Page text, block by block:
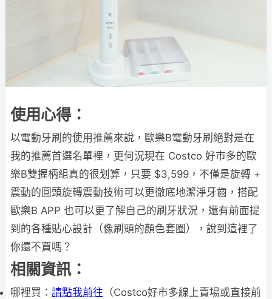
使用心得：
以電動牙刷的使用推薦來說，歐樂B電動牙刷絕對是在
我的推薦首選名單裡，更何況現在 Costco 好市多的歐
樂B雙握柄組真的很划算，只要 $3,599，不僅是旋轉 +
震動的圓頭旋轉震動技術可以更徹底地潔淨牙齒，搭配
歐樂B APP 也可以更了解自己的刷牙狀況，還有前面提
到的各種貼心設計（像刷頭的顏色套圈），說到這裡了
你還不買嗎？
相關資訊：
哪裡買： 請點我前往 （Costco好市多線上賣場或直接前